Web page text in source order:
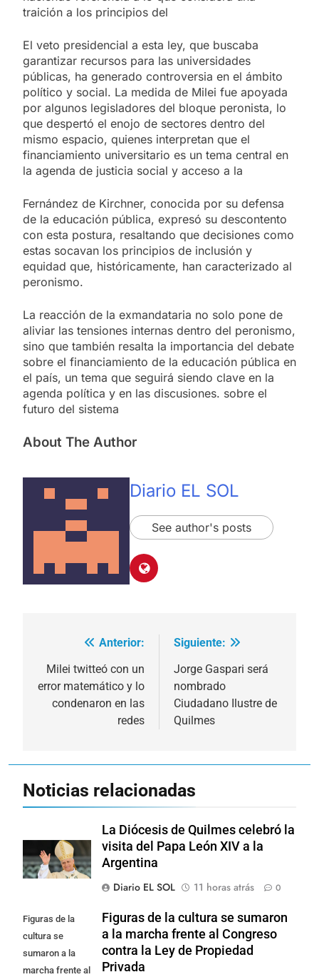
traición a los principios del
El veto presidencial a esta ley, que buscaba
garantizar recursos para las universidades
públicas, ha generado controversia en el ámbito
político y social. La medida de Milei fue apoyada
por algunos legisladores del bloque peronista, lo
que despertó el enojo de sectores dentro del
mismo espacio, quienes interpretan que el
financiamiento universitario es un tema central en
la agenda de justicia social y acceso a la
Fernández de Kirchner, conocida por su defensa
de la educación pública, expresó su descontento
con esta postura, resaltando que decisiones como
estas socavan los principios de inclusión y
equidad que, históricamente, han caracterizado al
peronismo.
La reacción de la exmandataria no solo pone de
aliviar las tensiones internas dentro del peronismo,
sino que también resalta la importancia del debate
sobre el financiamiento de la educación pública en
el país, un tema que seguirá siendo clave en la
agenda política y en las discusiones. sobre el
futuro del sistema
About The Author
Diario EL SOL
See author's posts
Navegación
de
entradas
Anterior:
Milei twitteó con un
error matemático y lo
condenaron en las
redes
Siguiente:
Jorge Gaspari será
nombrado
Ciudadano Ilustre de
Quilmes
Noticias relacionadas
La Diócesis de Quilmes celebró la
visita del Papa León XIV a la
Argentina
Diario EL SOL
11 horas atrás 0
Figuras de la
cultura se
sumaron a la
marcha frente al
Figuras de la cultura se sumaron
a la marcha frente al Congreso
contra la Ley de Propiedad
Privada